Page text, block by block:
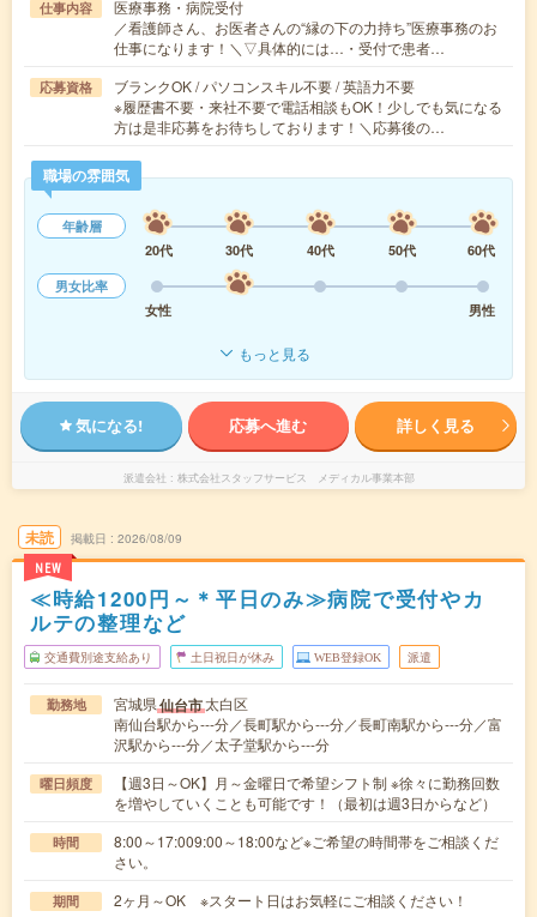
仕事内容
医療事務・病院受付
／看護師さん、お医者さんの“縁の下の力持ち”医療事務のお
仕事になります！＼▽具体的には…・受付で患者…
応募資格
ブランクOK / パソコンスキル不要 / 英語力不要
※履歴書不要・来社不要で電話相談もOK！少しでも気になる
方は是非応募をお待ちしております！＼応募後の…
職場の雰囲気
年齢層
20代
30代 40代 50代
60代
男女比率
女性
男性
もっと見る
気になる! 応募へ進む 詳しく見る
派遣会社 株式会社スタッフサービス メディカル事業本部
未読
NEW
掲載日 2026/08/09
≪時給1200円～＊平日のみ≫病院で受付やカ
ルテの整理など
交通費別途支給あり 土日祝日が休み WEB登録OK 派遣
勤務地 宮城県仙台市太白区
南仙台駅から---分／長町駅から---分／長町南駅から---分／富
沢駅から---分／太子堂駅から---分
曜日頻度
【週3日～OK】月～金曜日で希望シフト制 ※徐々に勤務回数
を増やしていくことも可能です！（最初は週3日からなど）
時間
8:00～17:009:00～18:00など※ご希望の時間帯をご相談くだ
さい。
期間 2ヶ月～OK ※スタート日はお気軽にご相談ください！